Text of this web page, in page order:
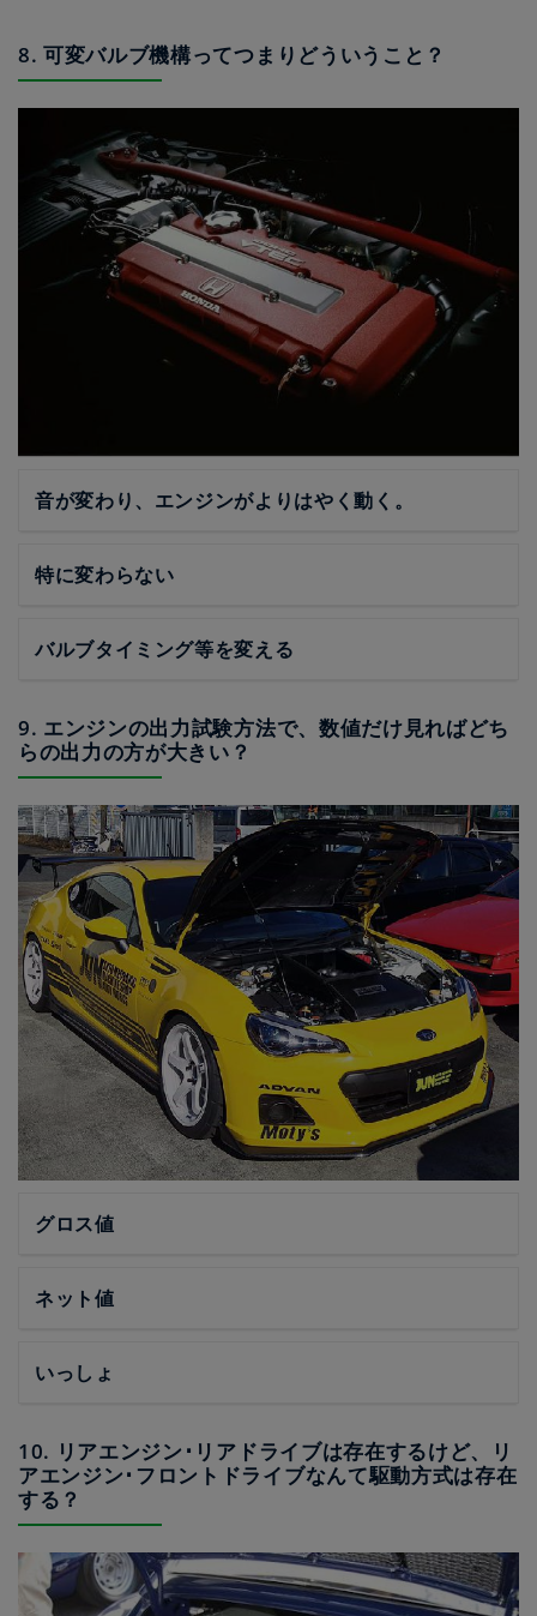
8. 可変バルブ機構ってつまりどういうこと？
音が変わり、エンジンがよりはやく動く。
特に変わらない
バルブタイミング等を変える
9. エンジンの出力試験方法で、数値だけ見ればどち
らの出力の方が大きい？
グロス値
ネット値
いっしょ
10. リアエンジン･リアドライブは存在するけど、リ
アエンジン･フロントドライブなんて駆動方式は存在
する？